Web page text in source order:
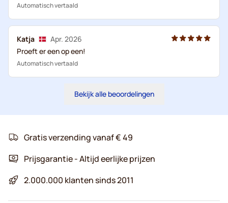
Automatisch vertaald
Katja
Apr. 2026
Proeft er een op een!
Automatisch vertaald
Bekijk alle beoordelingen
Gratis verzending vanaf € 49
Prijsgarantie - Altijd eerlijke prijzen
2.000.000 klanten sinds 2011